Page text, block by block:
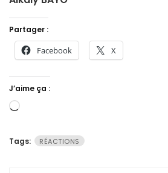
Partager :
Facebook X
J’aime ça :
Chargement…
Tags: RÉACTIONS